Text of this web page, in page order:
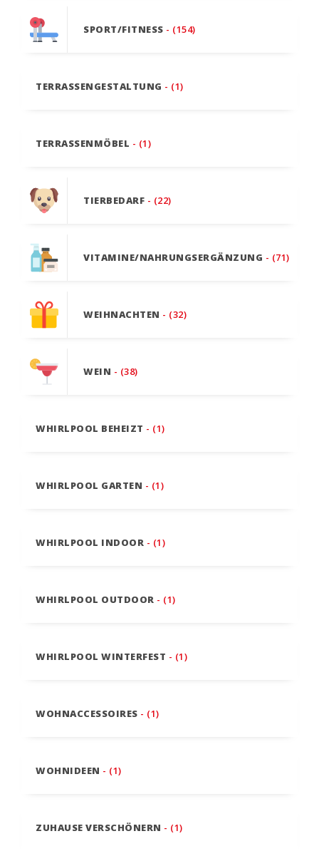
SPORT/FITNESS - (154)
TERRASSENGESTALTUNG - (1)
TERRASSENMÖBEL - (1)
TIERBEDARF - (22)
VITAMINE/NAHRUNGSERGÄNZUNG - (71)
WEIHNACHTEN - (32)
WEIN - (38)
WHIRLPOOL BEHEIZT - (1)
WHIRLPOOL GARTEN - (1)
WHIRLPOOL INDOOR - (1)
WHIRLPOOL OUTDOOR - (1)
WHIRLPOOL WINTERFEST - (1)
WOHNACCESSOIRES - (1)
WOHNIDEEN - (1)
ZUHAUSE VERSCHÖNERN - (1)